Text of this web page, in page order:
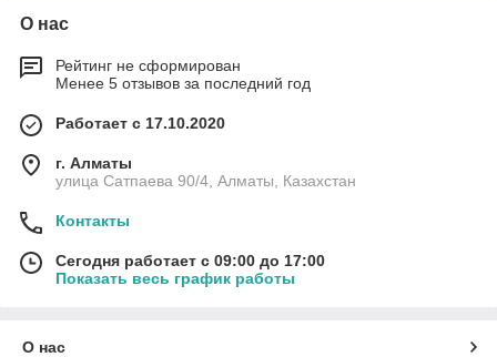
О нас
Рейтинг не сформирован
Менее 5 отзывов за последний год
Работает с 17.10.2020
г. Алматы
улица Сатпаева 90/4, Алматы, Казахстан
Контакты
Сегодня работает с 09:00 до 17:00
Показать весь график работы
О нас